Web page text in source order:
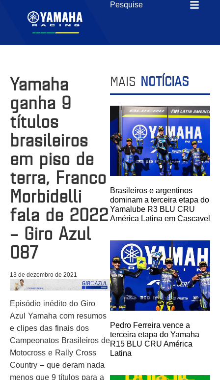
Yamaha
ganha 9
títulos
brasileiros
em piso de
terra, Franco
Morbidelli
fala de 2022
– Giro Azul
087
13 de dezembro de 2021
Episódio inédito do Giro
Azul Yamaha com resumos
e clipes das finais dos
Campeonatos Brasileiros de
Motocross e Rally Cross
Country – que deram nada
menos que 9 títulos para a
MAIS NOTÍCIAS
Brasileiros e argentinos
dominam a terceira etapa do
Yamalube R3 BLU CRU
América Latina em Cascavel
Pedro Ferreira vence a
terceira etapa do Yamaha
R15 BLU CRU América
Latina